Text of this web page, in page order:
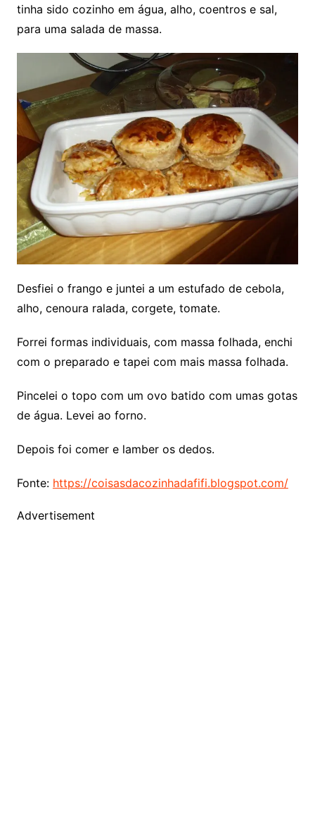
tinha sido cozinho em água, alho, coentros e sal,
para uma salada de massa.
Desfiei o frango e juntei a um estufado de cebola,
alho, cenoura ralada, corgete, tomate.
Forrei formas individuais, com massa folhada, enchi
com o preparado e tapei com mais massa folhada.
Pincelei o topo com um ovo batido com umas gotas
de água. Levei ao forno.
Depois foi comer e lamber os dedos.
Fonte: https://coisasdacozinhadafifi.blogspot.com/
Advertisement